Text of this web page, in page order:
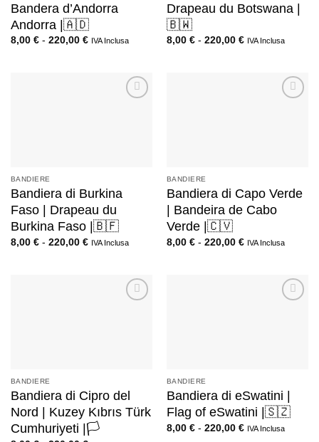
Bandera d’Andorra
Andorra |🇦🇩
8,00 € - 220,00 € IVA Inclusa
Drapeau du Botswana |
🇧🇼
8,00 € - 220,00 € IVA Inclusa
BANDIERE
Bandiera di Burkina
Faso | Drapeau du
Burkina Faso |🇧🇫
8,00 € - 220,00 € IVA Inclusa
BANDIERE
Bandiera di Capo Verde
| Bandeira de Cabo
Verde |🇨🇻
8,00 € - 220,00 € IVA Inclusa
BANDIERE
Bandiera di Cipro del
Nord | Kuzey Kıbrıs Türk
Cumhuriyeti |🏳️
BANDIERE
Bandiera di eSwatini |
Flag of eSwatini |🇸🇿
8,00 € - 220,00 € IVA Inclusa